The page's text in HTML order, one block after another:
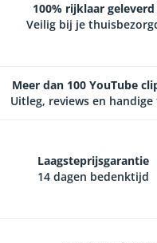
100% rijklaar geleverd
Veilig bij je
Meer dan 100 YouTube
Uitleg, reviews en handige
Laagsteprijsgarantie
14 dagen bedenktijd